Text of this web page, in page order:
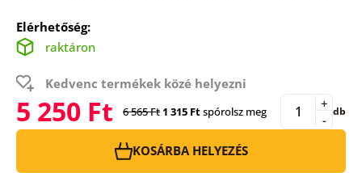
Elérhetőség:
raktáron
Kedvenc termékek közé helyezni
5 250 Ft 6 565 Ft 1 315 Ftspórolsz meg -
+ db
KOSÁRBA HELYEZÉS